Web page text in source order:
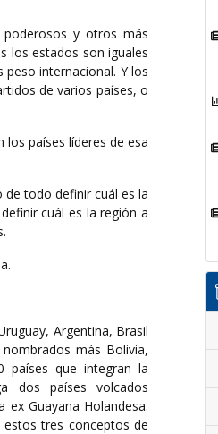
y otros más
los estados son iguales
internacional. Y los
de varios países, o
los países líderes de esa
de todo definir cuál es la
cuál es la región a
Argentina, Brasil
más Bolivia,
países que integran la
dos países volcados
ex Guayana Holandesa.
tres conceptos de